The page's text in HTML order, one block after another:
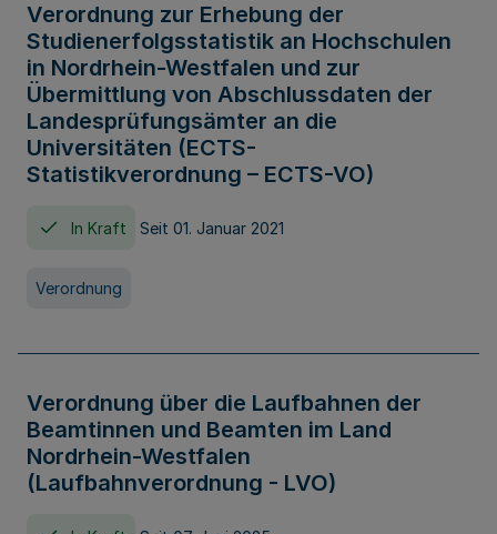
Verordnung zur Erhebung der
Studienerfolgsstatistik an Hochschulen
in Nordrhein-Westfalen und zur
Übermittlung von Abschlussdaten der
Landesprüfungsämter an die
Universitäten (ECTS-
Statistikverordnung – ECTS-VO)
In Kraft Seit 01. Januar 2021
Verordnung
Verordnung über die Laufbahnen der
Beamtinnen und Beamten im Land
Nordrhein-Westfalen
(Laufbahnverordnung - LVO)